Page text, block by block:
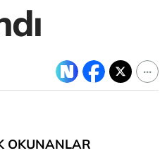
OKUNANLAR